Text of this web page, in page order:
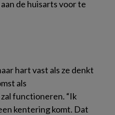
de huisarts voor te
hart vast als ze denkt
als
functioneren. “Ik
kentering komt. Dat